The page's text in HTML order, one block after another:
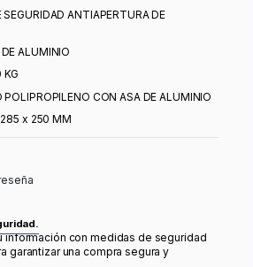
SEGURIDAD ANTIAPERTURA DE
ALUMINIO
KG
CON ASA DE ALUMINIO
x 250 MM
información con medidas de seguridad
garantizar una compra segura y